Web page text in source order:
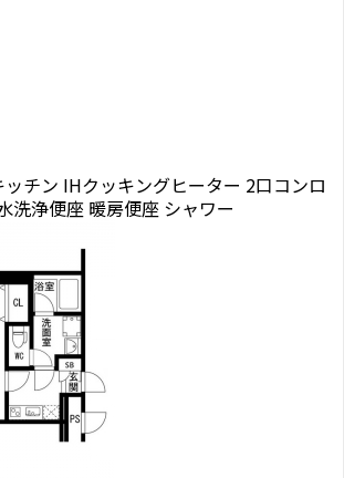
チン IHクッキングヒーター 2口コンロ
洗浄便座 暖房便座 シャワー